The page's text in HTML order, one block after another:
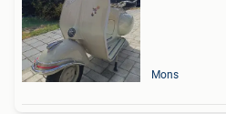
Mons